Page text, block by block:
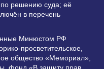
решению суда; её
в перечень
Минюстом РФ
просветительское,
общество «Мемориал»,